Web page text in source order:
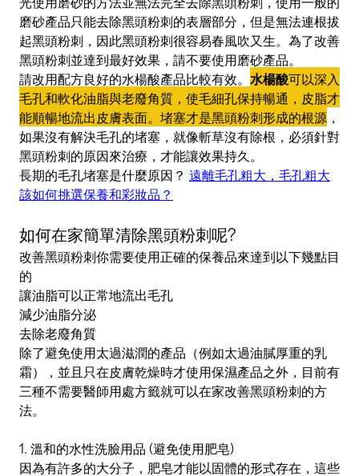
磨砂產品只能去除黑頭粉刺的表層部分，但是無法連根拔
起黑頭粉刺，因此黑頭粉刺很容易春風吹又生。為了改善
黑頭粉刺並達到最好效果，請不要使用磨砂產品。
請改用配方良好的水楊酸產品比較有效。 水楊酸可以深入
毛孔和軟化油脂與老廢角質，使毛細孔保持暢通，皮脂才
能順暢地流出皮膚表面。堵塞才是黑頭粉刺形成的根源 ，
如果沒有解決毛孔的堵塞，就像斬草沒有除根，必須針對
黑頭粉刺的原因來治療，才能讓效果持久。
長期的毛孔堵塞是什麼原因？ 遠離毛孔粗大，毛孔粗大
該如何挑選保養和彩妝品？
如何在家簡單清除黑頭粉刺呢?
改善黑頭粉刺你需要使用正確的保養品來達到以下幾點目
的
讓油脂可以正常地流出毛孔
減少油脂分泌
去除老廢角質
除了避免使用太過滋潤的產品（例如太過油膩厚重的乳
霜），並且只在皮膚乾燥時才使用保濕產品之外，目前有
三種不需要醫師用處方籤就可以在家改善黑頭粉刺的方
法。
1.溫和的水性洗臉用品(避免使用肥皂)
因為有許多的大分子，肥皂才能以固體的形式存在，這些